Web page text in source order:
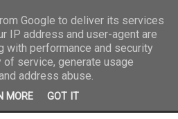
NET
Google to deliver its services
IP address and user-agent are
with performance and security
service, generate usage
address abuse.
MORE GOT IT